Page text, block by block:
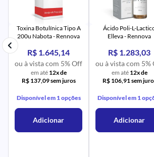
Toxina Botulínica Tipo A
200u Nabota - Rennova
R$ 1.645,14
ou à vista com 5% Off
em até 12x de
R$ 137,09 sem juros
Disponível em 1 opções
Adicionar
UR NA
Ácido Poli-L-
Elleva - Rennova
R$ 1.283,03
ou à vista com 5%
em até 12x de
R$ 106,91 sem
Disponível em 1
Adicionar